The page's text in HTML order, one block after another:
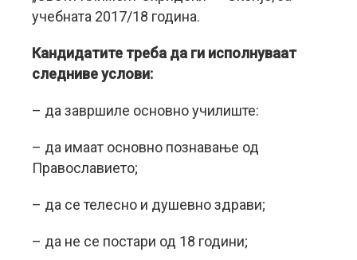
учебната 2017/18 година.
Кандидатите треба да ги исполнуваат
следниве услови:
– да завршиле основно училиште:
– да имаат основно познавање од
Православието;
– да се телесно и душевно здрави;
– да не се постари од 18 години;